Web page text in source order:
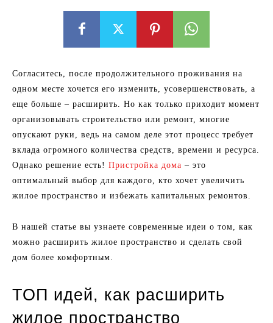
Согласитесь, после продолжительного проживания на
одном месте хочется его изменить, усовершенствовать, а
еще больше – расширить. Но как только приходит момент
организовывать строительство или ремонт, многие
опускают руки, ведь на самом деле этот процесс требует
вклада огромного количества средств, времени и ресурса.
Однако решение есть! Пристройка дома – это
оптимальный выбор для каждого, кто хочет увеличить
жилое пространство и избежать капитальных ремонтов.
В нашей статье вы узнаете современные идеи о том, как
можно расширить жилое пространство и сделать свой
дом более комфортным.
ТОП идей, как расширить
жилое пространство